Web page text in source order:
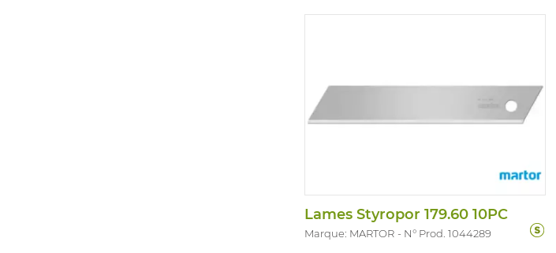
Lames Styropor 179.60 10PC
Marque: MARTOR N° Prod. 1044289